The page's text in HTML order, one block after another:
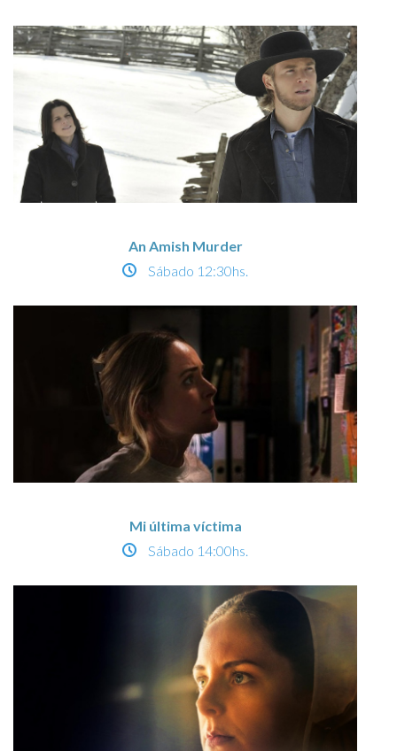
An Amish Murder
Sábado 12:30hs.
Mi última víctima
Sábado 14:00hs.